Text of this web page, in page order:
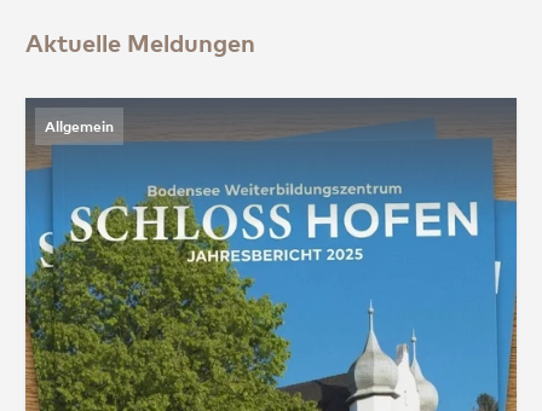
Aktuelle Meldungen
Allgemein